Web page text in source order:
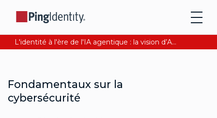
L'identité à l'ère de l'IA agentique : la vision d’Andre Durand sur la confiance numérique
Fondamentaux sur la
cybersécurité